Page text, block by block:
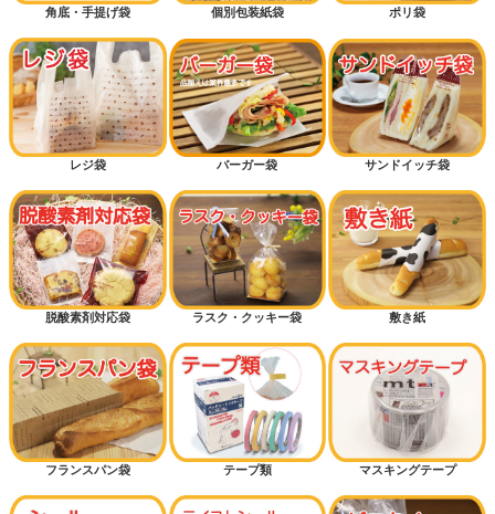
角底・手提げ袋 個別包装紙袋 ポリ袋
レジ袋 バーガー袋 サンドイッチ袋
脱酸素剤対応袋 ラスク・クッキー袋 敷き紙
フランスパン袋 テープ類 マスキングテープ